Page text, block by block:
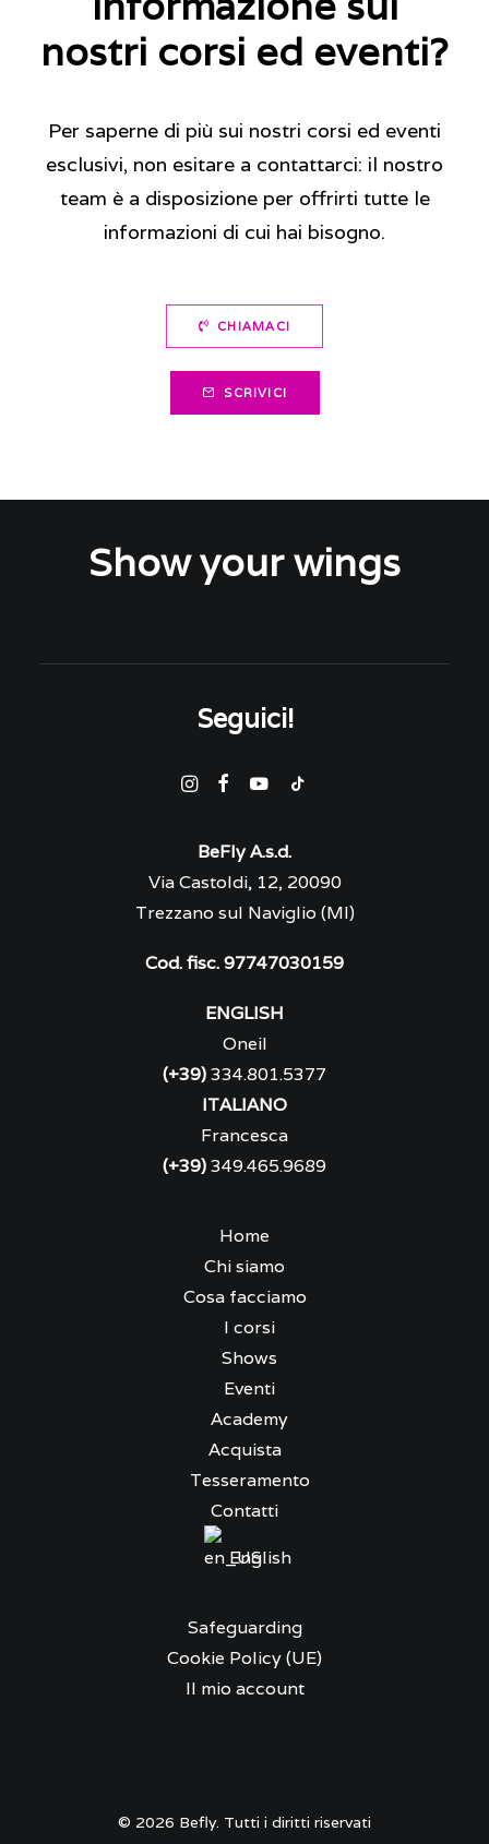
nostri corsi ed eventi?
Per saperne di più sui nostri corsi ed eventi
esclusivi, non esitare a contattarci: il nostro
team è a disposizione per offrirti tutte le
informazioni di cui hai bisogno.
CHIAMACI
SCRIVICI
Show your wings
Seguici!
BeFly A.s.d.
Via Castoldi, 12, 20090
Trezzano sul Naviglio (MI)
Cod. fisc. 97747030159
ENGLISH
Oneil
(+39)334.801.5377
ITALIANO
Francesca
(+39)349.465.9689
Home
Chi siamo
Cosa facciamo
I corsi
Shows
Eventi
Academy
Acquista
Tesseramento
Contatti
English
Safeguarding
Cookie Policy (UE)
Il mio account
© 2026 Befly. Tutti i diritti riservati